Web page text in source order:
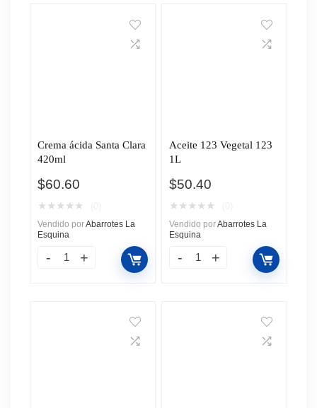
Crema ácida Santa Clara
420ml
$60.60
★ ★ ★ ★ ★
Vendido porAbarrotes La
Esquina
Aceite 123 Vegetal 123
1L
$50.40
★ ★ ★ ★ ★
Vendido porAbarrotes La
Esquina